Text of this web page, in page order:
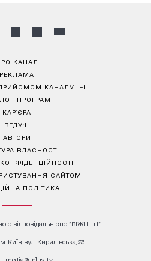
КАНАЛ
РЕКЛАМА
КАНАЛУ 1+1
ПРОГРАМ
КАР’ЄРА
ВЕДУЧІ
АВТОРИ
ВЛАСНОСТІ
САЙТОМ
ПОЛІТИКА
відповідальністю "ВІЖН 1+1"
Київ, вул. Кирилівська, 23
media@1plus1.tv